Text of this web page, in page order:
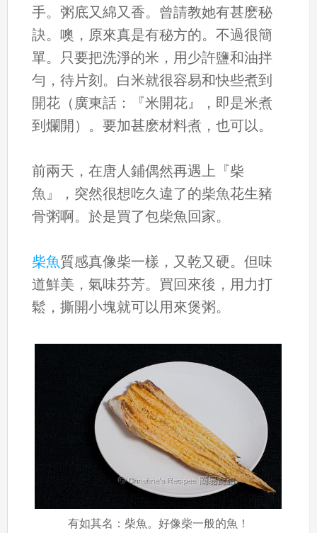
手。粥底又綿又香。曾請教她有甚麽秘
訣。噢，原來真是有秘方的。不過很簡
單。只要把洗淨的米，用少許鹽和油拌
勻，待片刻。白米就很容易和快些煮到
開花（廣東話：『米開花』，即是米煮
到爛開）。要加甚麽材料煮，也可以。
前兩天，在唐人鋪偶然再遇上『柴
魚』，突然很想吃久違了的柴魚花生豬
骨粥啊。於是買了包柴魚回家。
柴魚質感真像柴一樣，又乾又硬。但味
道鮮美，氣味芬芳。買回來後，用力打
鬆，撕開小塊就可以用來煲粥。
有如其名：柴魚。好像柴一般的魚！